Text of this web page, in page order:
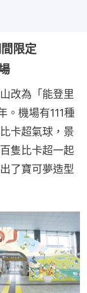
限定
改為「能登里
。機場有111種
卡超氣球，景
隻比卡超一起
了寶可夢造型